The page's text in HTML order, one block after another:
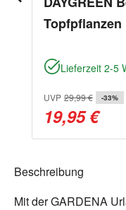
Topfpflanzen
Lieferzeit 2-5
UVP 29,99 € -33%
19,95 €
Beschreibung
Mit der GARDENA